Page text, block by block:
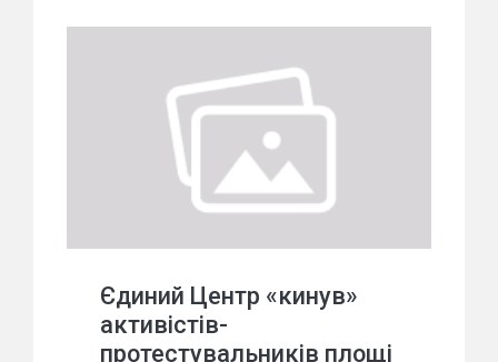
Єдиний Центр «кинув»
активістів-
протестувальників площі